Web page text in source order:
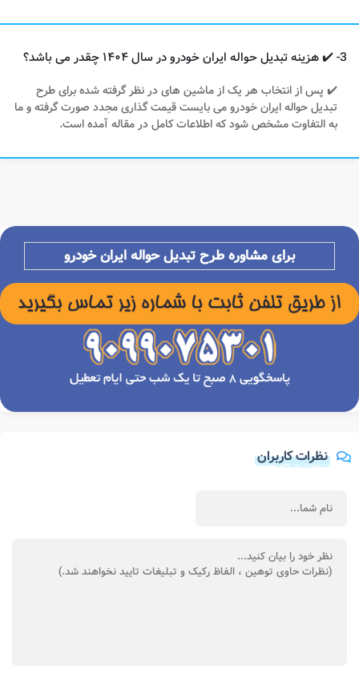
3- ✔️ هزینه تبدیل حواله ایران خودرو در سال ۱۴۰۴ چقدر می باشد؟
✔️ پس از انتخاب هر یک از ماشین های در نظر گرفته شده برای طرح
تبدیل حواله ایران خودرو می بایست قیمت گذاری مجدد صورت گرفته و ما
به التفاوت مشخص شود که اطلاعات کامل در مقاله آمده است.
برای مشاوره طرح تبدیل حواله ایران خودرو
نظرات کاربران